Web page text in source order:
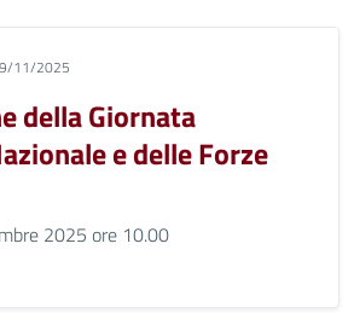
11/2025
della Giornata
e delle Forze
2025 ore 10.00